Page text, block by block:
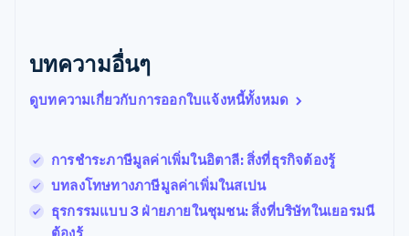
บทความอื่นๆ
ดูบทความเกี่ยวกับการออกใบแจ้งหนี้ทั้งหมด
การชําระภาษีมูลค่าเพิ่มในอิตาลี: สิ่งที่ธุรกิจต้องรู้
บทลงโทษทางภาษีมูลค่าเพิ่มในสเปน
ธุรกรรมแบบ 3 ฝ่ายภายในชุมชน: สิ่งที่บริษัทในเยอรมนี
เบลเยียม
Nederlands Français Deutsch English
โปรตุเกส
English
ฝรั่งเศส
ฟินแลนด์